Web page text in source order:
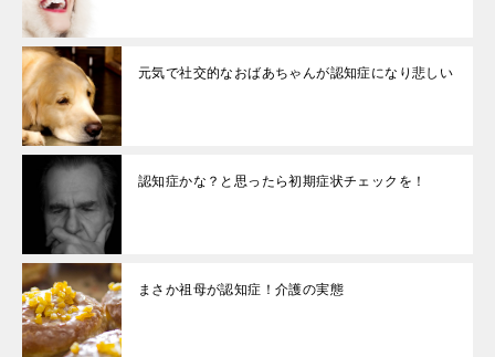
元気で社交的なおばあちゃんが認知症になり悲しい
認知症かな？と思ったら初期症状チェックを！
まさか祖母が認知症！介護の実態